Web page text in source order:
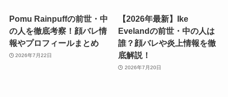
Pomu Rainpuffの前世・中
の人を徹底考察！顔バレ情
報やプロフィールまとめ
2026年7月22日
【2026年最新】Ike
Evelandの前世・中の人は
誰？顔バレや炎上情報を徹
底解説！
2026年7月20日